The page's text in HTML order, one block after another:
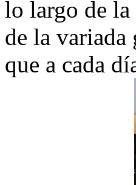
lo largo de
de la variada
que a cada